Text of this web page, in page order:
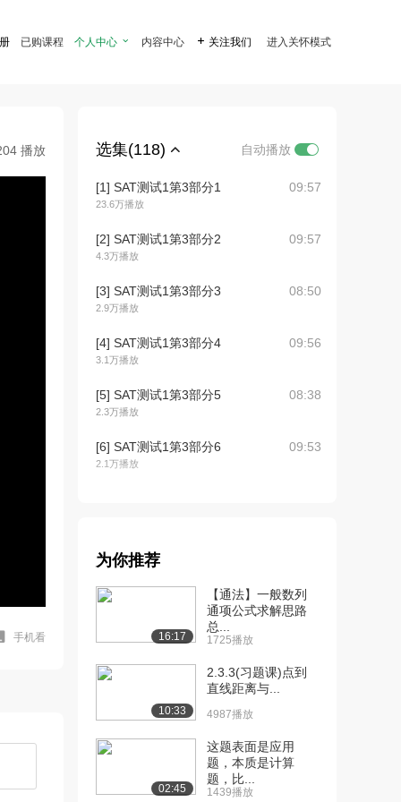
已购课程 个人中心  内容中心  关注我们 进入关怀模式
播放
手机看
选集(118) 自动播放
[1] SAT测试1第3部分1
23.6万播放
09:57
[2] SAT测试1第3部分2
4.3万播放
09:57
[3] SAT测试1第3部分3
2.9万播放
08:50
[4] SAT测试1第3部分4
3.1万播放
09:56
[5] SAT测试1第3部分5
2.3万播放
08:38
[6] SAT测试1第3部分6
2.1万播放
09:53
[8] SAT测试1第3部分8
1.7万播放
[9] SAT测试1第3部分9 08:16
2.3万播放
[11] SAT测试1第3部分11
1.2万播放
[12] SAT测试1第3部分12 09:49
为你推荐
16:17
【通法】一般数列
通项公式求解思路
总...
1725播放
10:33
2.3.3(习题课)点到
直线距离与...
4987播放
02:45
这题表面是应用
题，本质是计算
题，比...
1439播放